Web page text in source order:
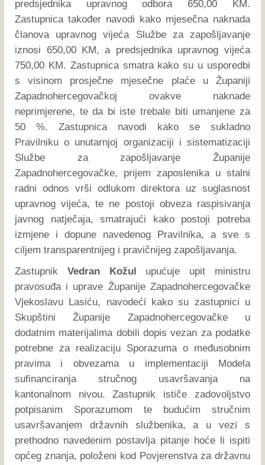
predsjednika upravnog odbora 650,00 KM.
Zastupnica također navodi kako mjesečna naknada
članova upravnog vijeća Službe za zapošljavanje
iznosi 650,00 KM, a predsjednika upravnog vijeća
750,00 KM. Zastupnica smatra kako su u usporedbi
s visinom prosječne mjesečne plaće u Županiji
Zapadnohercegovačkoj ovakve naknade
neprimjerene, te da bi iste trebale biti umanjene za
50 %. Zastupnica navodi kako se sukladno
Pravilniku o unutarnjoj organizaciji i sistematizaciji
Službe za zapošljavanje Županije
Zapadnohercegovačke, prijem zaposlenika u stalni
radni odnos vrši odlukom direktora uz suglasnost
upravnog vijeća, te ne postoji obveza raspisivanja
javnog natječaja, smatrajući kako postoji potreba
izmjene i dopune navedenog Pravilnika, a sve s
ciljem transparentnijeg i pravičnijeg zapošljavanja.
Zastupnik Vedran Kožul upućuje upit ministru
pravosuđa i uprave Županije Zapadnohercegovačke
Vjekoslavu Lasiću, navodeći kako su zastupnici u
Skupštini Županije Zapadnohercegovačke u
dodatnim materijalima dobili dopis vezan za podatke
potrebne za realizaciju Sporazuma o međusobnim
pravima i obvezama u implementaciji Modela
sufinanciranja stručnog usavršavanja na
kantonalnom nivou. Zastupnik ističe zadovoljstvo
potpisanim Sporazumom te budućim stručnim
usavršavanjem državnih službenika, a u vezi s
prethodno navedenim postavlja pitanje hoće li ispiti
općeg znanja, položeni kod Povjerenstva za državnu